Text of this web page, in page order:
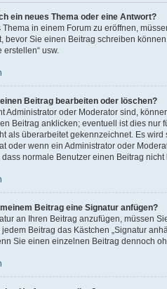
ein neues Thema oder eine Antwort?
in einem Forum zu eröffnen,
bevor Sie einen Beitrag schreiben
usw.
Beitrag bearbeiten oder löschen?
Administrator oder Moderator sind,
Beitrag anklicken; eventuell ist dies nur
als überarbeitet gekennzeichnet. Es
oder wenn ein Administrator oder
normale Benutzer einen Beitrag
Beitrag eine Signatur anfügen?
an Ihren Beitrag anzufügen, müssen
Beitrag das Kästchen „Signatur
Sie einen einzelnen Beitrag dennoch